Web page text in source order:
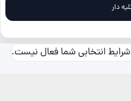
انتخابی شما فعال نیست.